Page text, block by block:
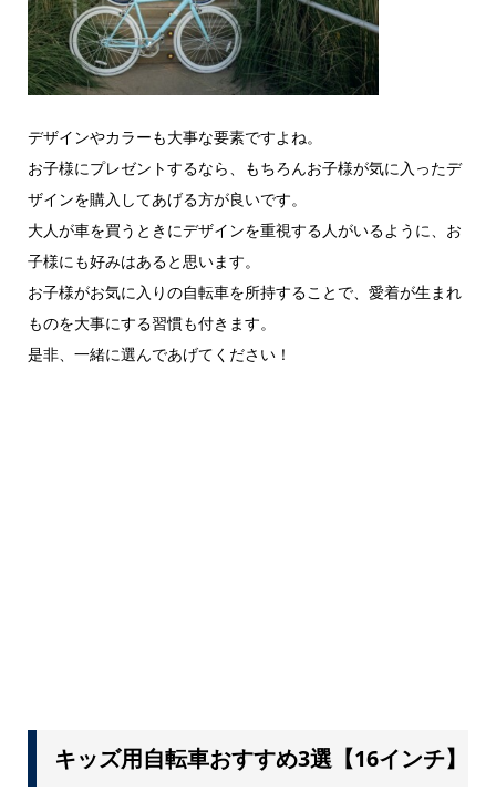
デザインやカラーも大事な要素ですよね。
お子様にプレゼントするなら、もちろんお子様が気に入ったデ
ザインを購入してあげる方が良いです。
大人が車を買うときにデザインを重視する人がいるように、お
子様にも好みはあると思います。
お子様がお気に入りの自転車を所持することで、愛着が生まれ
ものを大事にする習慣も付きます。
是非、一緒に選んであげてください！
キッズ用自転車おすすめ3選【16インチ】